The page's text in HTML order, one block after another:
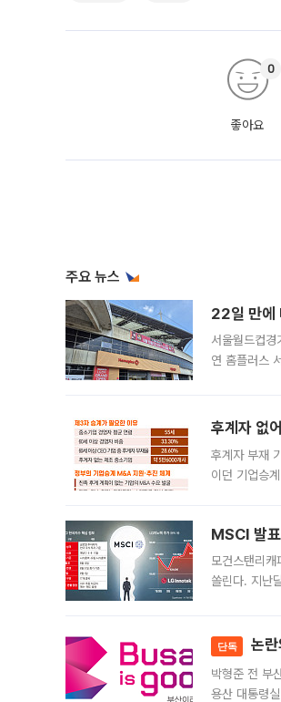
좋아요
0
주요 뉴스
22일 만에
서울월드컵
연 홈플러스
후계자 없
후계자 부재
이던 기업승
MSCI 발
모건스탠리
쏠린다. 지난
단독 논
박형준 전 부
용산 대통령